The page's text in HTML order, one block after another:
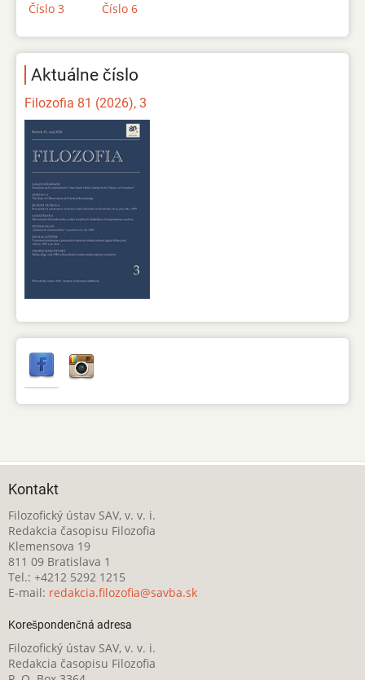
Číslo 3
Číslo 6
Aktuálne číslo
Filozofia 81 (2026), 3
Kontakt
Filozofický ústav SAV, v. v. i.
Redakcia časopisu Filozofia
Klemensova 19
811 09 Bratislava 1
Tel.: +4212 5292 1215
E-mail: redakcia.filozofia@savba.sk
Korešpondenčná adresa
Filozofický ústav SAV, v. v. i.
Redakcia časopisu Filozofia